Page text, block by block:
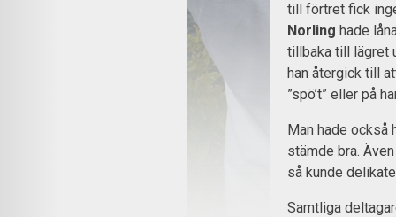
till förtret fick
Norling hade
tillbaka till lägret
han återgick till
”spö’t” eller på
Man hade också
stämde bra.
så kunde
Samtliga